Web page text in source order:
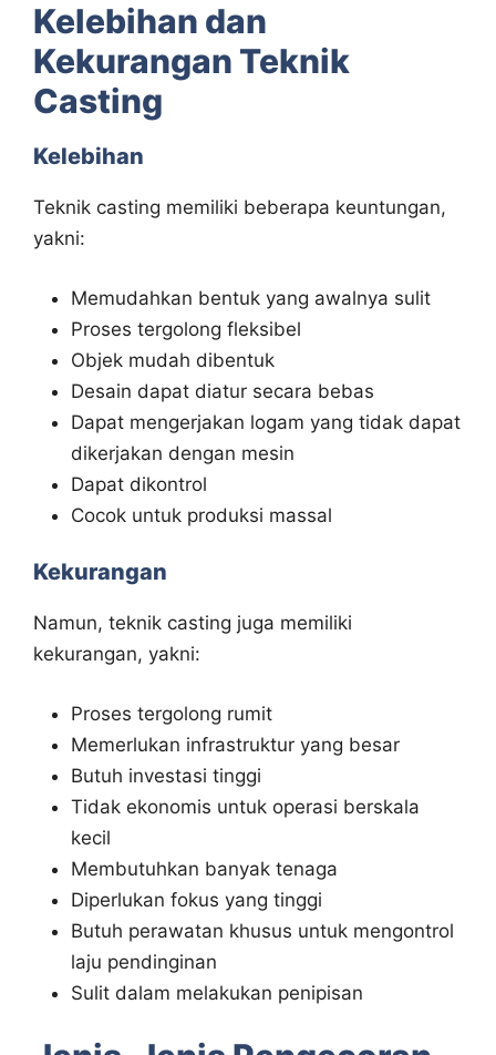
Kelebihan dan
Kekurangan Teknik
Casting
Kelebihan
Teknik casting memiliki beberapa keuntungan,
yakni:
Memudahkan bentuk yang awalnya sulit
Proses tergolong fleksibel
Objek mudah dibentuk
Desain dapat diatur secara bebas
Dapat mengerjakan logam yang tidak dapat
dikerjakan dengan mesin
Dapat dikontrol
Cocok untuk produksi massal
Kekurangan
Namun, teknik casting juga memiliki
kekurangan, yakni:
Proses tergolong rumit
Memerlukan infrastruktur yang besar
Butuh investasi tinggi
Tidak ekonomis untuk operasi berskala
kecil
Membutuhkan banyak tenaga
Diperlukan fokus yang tinggi
Butuh perawatan khusus untuk mengontrol
laju pendinginan
Sulit dalam melakukan penipisan